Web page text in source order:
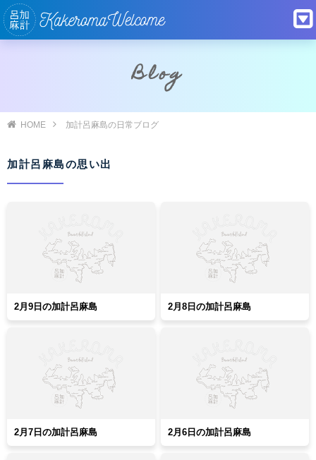
Blog
HOME 加計呂麻島の日常ブログ
加計呂麻島の思い出
2月9日の加計呂麻島 2月8日の加計呂麻島
2月7日の加計呂麻島 2月6日の加計呂麻島